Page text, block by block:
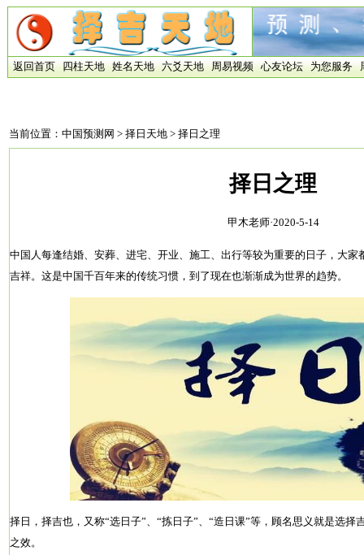
返回首页 四柱天地 姓名天地 六爻天地 周易视频 心友论坛 为您服务
当前位置： 中国预测网 > 择日天地 > 择日之理
择日之理
甲木老师·2020-5-14
中国人每逢结婚、安葬、进宅、开业、施工、出行等较为重要的日子，大
吉祥。这是中国千百年来的传统习惯，到了现在也渐渐成为世界的趋势。
择日，择吉也，又称“选日子”、“拣日子”、“造日课”等，顾名思义就是选择
之效。